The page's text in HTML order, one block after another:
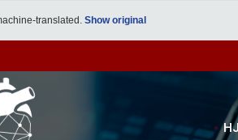
translated. Show original